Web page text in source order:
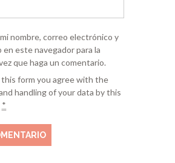
nombre, correo electrónico y
en este navegador para la
que haga un comentario.
this form you agree with the
handling of your data by this
*